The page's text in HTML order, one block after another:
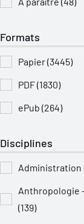
Formats
Papier (3445)
PDF (1830)
ePub (264)
Disciplines
Administration
Anthropologie
(139)